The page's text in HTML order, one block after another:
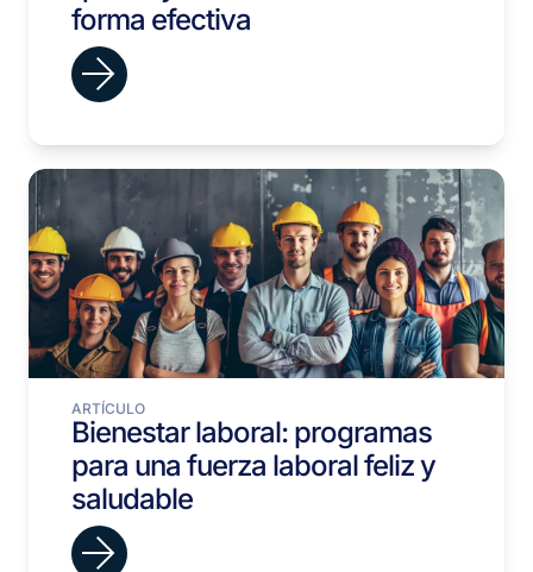
forma efectiva
ARTÍCULO
Bienestar laboral: programas
para una fuerza laboral feliz y
saludable